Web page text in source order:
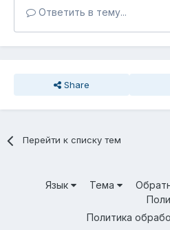
Ответить в тему...
Share
Перейти к списку тем
Язык Тема
Политика